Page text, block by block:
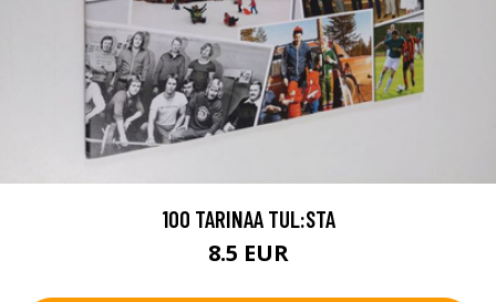
100 TARINAA TUL:STA
8.5 EUR